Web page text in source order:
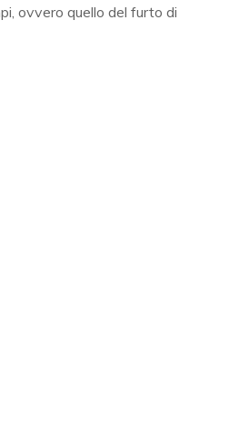
ovvero quello del furto di